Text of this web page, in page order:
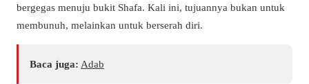
bergegas menuju bukit Shafa. Kali ini, tujuannya bukan untuk
membunuh, melainkan untuk berserah diri.
Baca juga: Adab